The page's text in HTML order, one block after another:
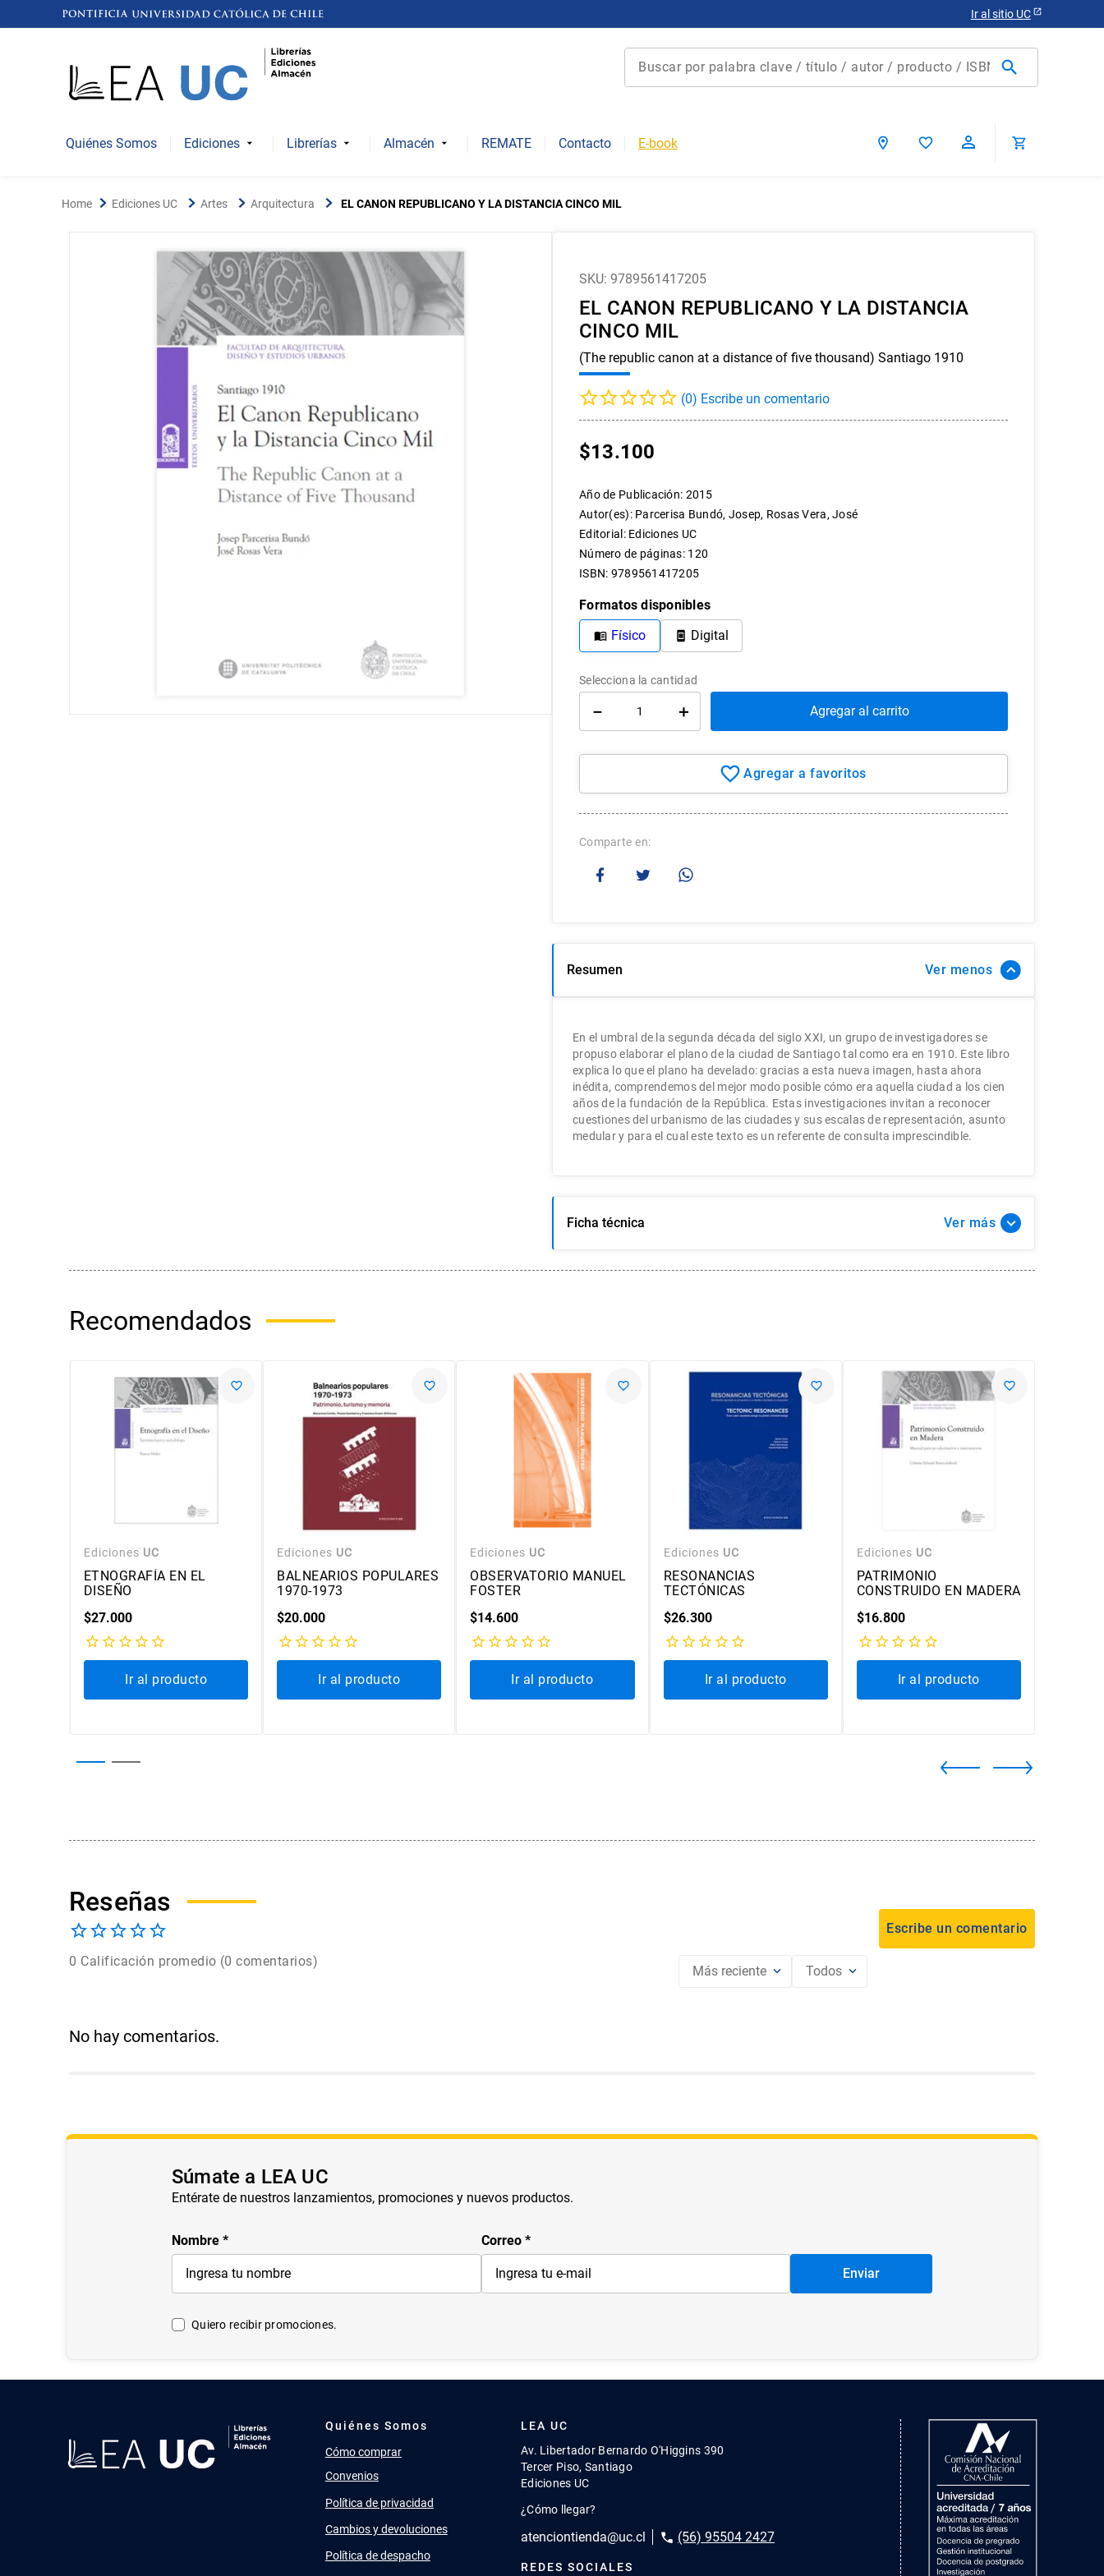
Ir al sitio UC
Buscar por palabra clave / título / autor / producto / ISBN
6. historia república chile
7. historia chile
.
9. psicología
10 arte
Quiénes Somos Ediciones Librerías Almacén REMATE Contacto E-book
Ediciones UC Artes Arquitectura EL CANON REPUBLICANO Y LA DISTANCIA CINCO MIL
SKU: 9789561417205
EL CANON REPUBLICANO Y LA DISTANCIA
CINCO MIL
(The republic canon at a distance of five thousand) Santiago 1910
(0)
$13.100
Año de Publicación: 2015
Autor(es): Parcerisa Bundó, Josep, Rosas Vera, José
Editorial : Ediciones UC
Número de páginas: 120
ISBN: 9789561417205
Formatos disponibles
Físico
Digital
＋
－ Agregar al carrito
Comparte
Resumen Ver
En el umbral de la segunda década del siglo XXI, un grupo de investigadores se
propuso elaborar el plano de la ciudad de Santiago tal como era en 1910. Este libro
explica lo que el plano ha develado: gracias a esta nueva imagen, hasta ahora
inédita, comprendemos del mejor modo posible cómo era aquella ciudad a los cien
años de la fundación de la República. Estas investigaciones invitan a reconocer
cuestiones del urbanismo de las ciudades y sus escalas de representación, asunto
medular y para el cual este texto es un referente de consulta imprescindible.
Ficha técnica Ver
Recomendados
Ediciones UC
ETNOGRAFÍA EN EL
DISEÑO
$27.000
Ir al producto
Ediciones UC
BALNEARIOS POPULARES
1970-1973
$20.000
Ir al producto
Ediciones UC
OBSERVATORIO MANUEL
FOSTER
$14.600
Ir al producto
Ediciones UC
RESONANCIAS
TECTÓNICAS
$26.300
Ir al producto
Ediciones UC
PATRIMONIO
CONSTRUIDO EN MADERA
$16.800
Ir al producto
0 Calificación promedio (0 comentarios)
Más reciente Todos
No hay comentarios.
Súmate a LEA UC
Entérate de nuestros lanzamientos, promociones y nuevos productos.
Nombre Correo
Enviar
Quiero recibir promociones.
Quiénes Somos
Cómo comprar
Convenios
Política de privacidad
Cambios y devoluciones
Política de despacho
LEA UC
Av. Libertador Bernardo O'Higgins 390
Tercer Piso, Santiago
Ediciones UC
¿Cómo llegar?
atenciontienda@uc.cl (56) 95504 2427
REDES SOCIALES